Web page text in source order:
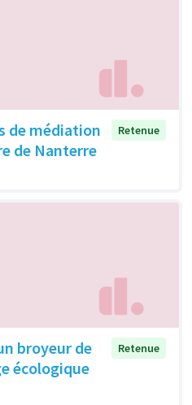
de médiation
de Nanterre
Retenue
broyeur de
écologique
Retenue